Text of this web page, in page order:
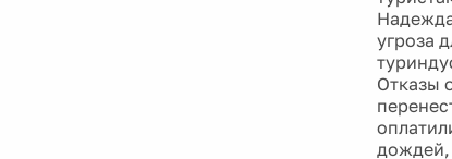
угроза
Отказы
дождей,